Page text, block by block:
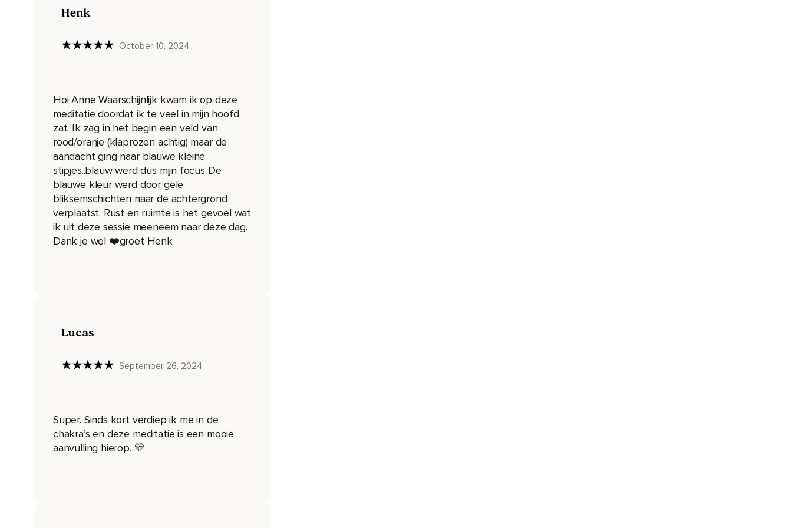
Alsof heel geleidelijk de energie verandert om je heen.
Alleen maar je aandacht te brengen naar je lichaam en te voelen wat er gebeurt.
Ga maar weer terug naar je kruincentrum en voel nog een keer dat centrum.
Misschien kun je het centrum nu veel duidelijker voelen.
Voel je meer sensaties of vibraties.
En als je nu niks bijzonders voelt,
Is dat ook oké.
Naarmate je dit meer oefent,
Komt het vanzelf.
Naar je hartcentrum,
En naar je tweede centrum,
Diep onderin je buik,
Henk
October 10, 2024
Hoi Anne Waarschijnlijk kwam ik op deze
meditatie doordat ik te veel in mijn hoofd
zat. Ik zag in het begin een veld van
rood/oranje (klaprozen achtig) maar de
aandacht ging naar blauwe kleine
stipjes..blauw werd dus mijn focus De
blauwe kleur werd door gele
bliksemschichten naar de achtergrond
verplaatst. Rust en ruimte is het gevoel wat
ik uit deze sessie meeneem naar deze dag.
Dank je wel ❤️groet Henk
Lucas
September 26, 2024
Super. Sinds kort verdiep ik me in de
chakra’s en deze meditatie is een mooie
aanvulling hierop. 💛